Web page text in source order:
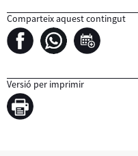
Comparteix aquest contingut
Versió per imprimir